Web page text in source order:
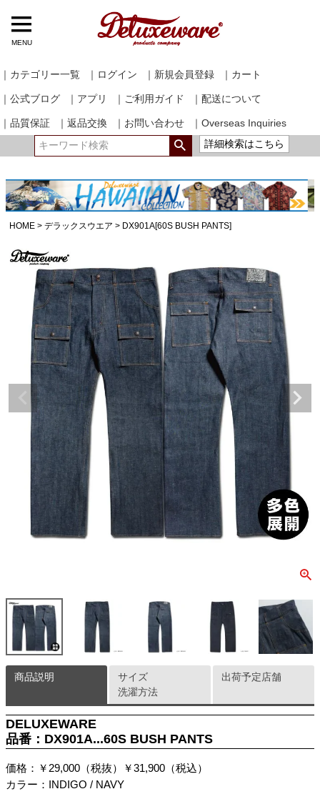
MENU
｜カテゴリー一覧 ｜ログイン ｜新規会員登録 ｜カート
｜公式ブログ ｜アプリ ｜ご利用ガイド ｜配送について
｜品質保証 ｜返品交換 ｜お問い合わせ
｜Overseas Inquiries
詳細検索はこちら
HOME デラックスウエア DX901A[60S BUSH PANTS]
商品説明
DELUXEWARE
品番：DX901A...60S BUSH PANTS
価格：￥29,000（税抜）￥31,900（税込）
カラー：INDIGO / NAVY
サイズ
洗濯方法
出荷予定店舗